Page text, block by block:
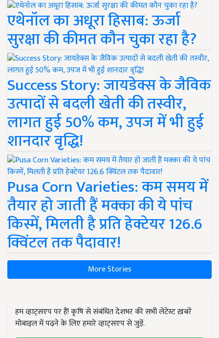
एथेनॉल का अधूरा हिसाब: ऊर्जा
सुरक्षा की कीमत कौन चुका रहा है?
Success Story: जायडेक्स के जैविक
उत्पादों से बदली खेती की तस्वीर,
लागत हुई 50% कम, उपज में भी हुई
शानदार वृद्धि!
Pusa Corn Varieties: कम समय में
तैयार हो जाती हैं मक्का की ये पांच
किस्में, मिलती है प्रति हेक्टेयर 126.6
क्विंटल तक पैदावार!
More Stories
हम व्हाट्सएप पर हैं! कृषि से संबंधित देशभर की सभी लेटेस्ट ख़बरें
मोबाइल में पढ़ने के लिए हमारे व्हाट्सएप से जुड़ें.